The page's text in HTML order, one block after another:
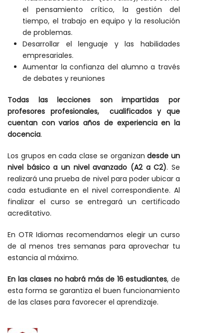
el pensamiento crítico, la gestión del
tiempo, el trabajo en equipo y la resolución
de problemas.
Desarrollar el lenguaje y las habilidades
empresariales.
Aumentar la confianza del alumno a través
de debates y reuniones
Todas las lecciones son impartidas por
profesores profesionales, cualificados y que
cuentan con varios años de experiencia en la
docencia.
Los grupos en cada clase se organizandesde un
nivel básico a un nivel avanzado (A2 a C2). Se
realizará una prueba de nivel para poder ubicar a
cada estudiante en el nivel correspondiente. Al
finalizar el curso se entregará un certificado
acreditativo.
En OTR Idiomas recomendamos elegir un curso
de al menos tres semanas para aprovechar tu
estancia al máximo.
En las clases no habrá más de 16 estudiantes, de
esta forma se garantiza el buen funcionamiento
de las clases para favorecer el aprendizaje.